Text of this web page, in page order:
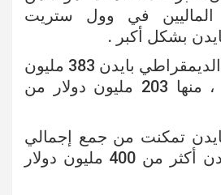
الماليين في وول ستريت
بشكل أكبر .
وقد جمع المرشح الديمقراطي بايدن 383 مليون
دولار في سبتمبر ، منها 203 مليون دولار من
تمكنت من جمع إجمالي
تبرعات لحملة بايدن أكثر من 400 مليون دولار